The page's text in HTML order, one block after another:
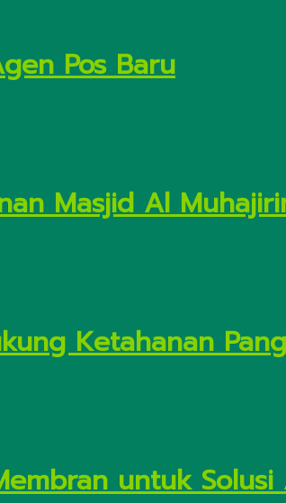
Pos Baru
Masjid Al
Ketahanan
untuk